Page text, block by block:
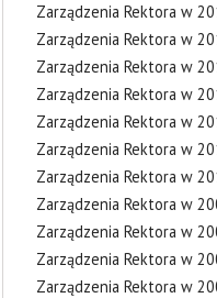
Zarządzenia Rektora w
Zarządzenia Rektora w
Zarządzenia Rektora w
Zarządzenia Rektora w
Zarządzenia Rektora w
Zarządzenia Rektora w
Zarządzenia Rektora w
Zarządzenia Rektora w
Zarządzenia Rektora w
Zarządzenia Rektora w
Zarządzenia Rektora w